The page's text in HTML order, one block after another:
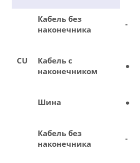
CU
Кабель без
наконечника
-
Кабель с
наконечником
●
Шина ●
Кабель без
наконечника
-